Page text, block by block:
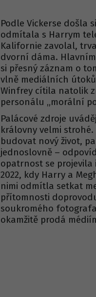
Podle Vickerse došla
odmítala s Harrym
Kalifornie zavolal,
dvorní dáma.
si přesný záznam o
vlně mediálních
Winfrey cítila natolik
personálu „morální
Palácové zdroje
královny velmi
budovat nový život,
jednoslovně –
opatrnost se projevila
2022, kdy Harry a
nimi odmítla setkat
přítomnosti
soukromého
okamžitě prodá